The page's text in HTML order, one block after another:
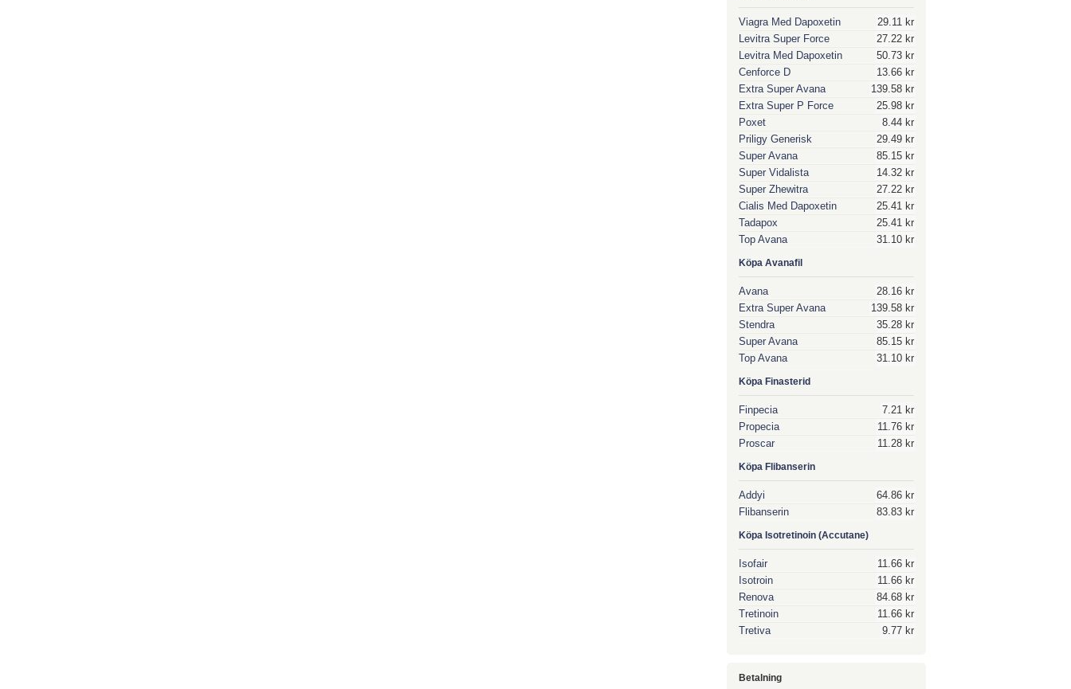
Viagra Med Dapoxetin
29.11 kr
Levitra Super Force
27.22 kr
Levitra Med Dapoxetin
50.73 kr
Cenforce D
13.66 kr
Extra Super Avana
139.58 kr
Extra Super P Force
25.98 kr
Poxet
8.44 kr
Priligy Generisk
29.49 kr
Super Avana
85.15 kr
Super Vidalista
14.32 kr
Super Zhewitra
27.22 kr
Cialis Med Dapoxetin
25.41 kr
Tadapox
25.41 kr
Top Avana
31.10 kr
Köpa Avanafil
Avana
28.16 kr
Extra Super Avana
139.58 kr
Stendra
35.28 kr
Super Avana
85.15 kr
Top Avana
31.10 kr
Köpa Finasterid
Finpecia
7.21 kr
Propecia
11.76 kr
Proscar
11.28 kr
Köpa Flibanserin
Addyi
64.86 kr
Flibanserin
83.83 kr
Köpa Isotretinoin (Accutane)
Isofair
11.66 kr
Isotroin
11.66 kr
Renova
84.68 kr
Tretinoin
11.66 kr
Tretiva
9.77 kr
Betalning